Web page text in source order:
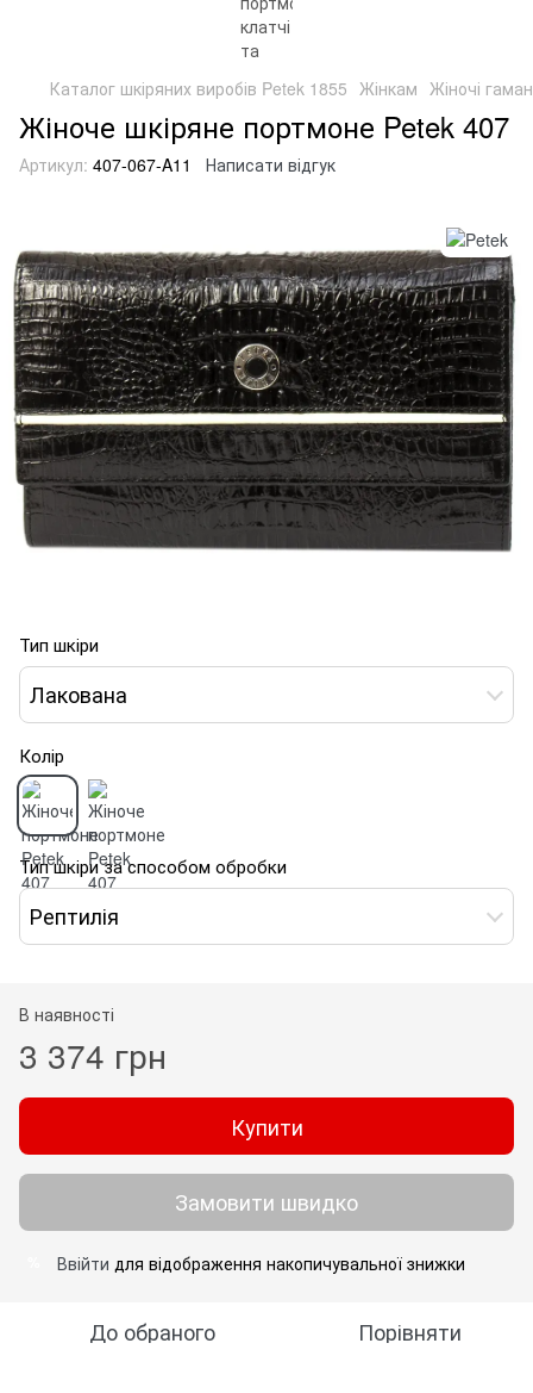
Каталог шкіряних виробів Petek 1855 Жінкам Жіночі
Жіноче шкіряне портмоне Petek 407
Артикул: 407-067-A11 Написати відгук
Тип шкіри
Лакована
Колір
Тип шкіри за способом обробки
Рептилія
В наявності
3 374 грн
Купити
Замовити швидко
Ввійти для відображення накопичувальної знижки
До обраного Порівняти